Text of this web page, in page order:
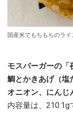
国産米でもちもちのラ
モスバーガーの「
鯛とかきあげ（塩
オニオン、にんじ
内容量は、210.1g